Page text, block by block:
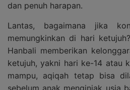
dan penuh harapan.
Lantas, bagaimana jika
memungkinkan di hari
Hanbali memberikan
ketujuh, yakni hari ke-14 atau
mampu, aqiqah tetap bisa